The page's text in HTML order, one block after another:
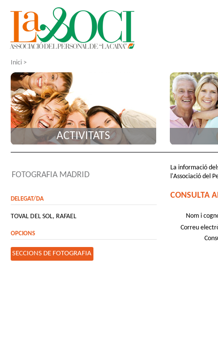
Inici >
ACTIVITATS
FOTOGRAFIA MADRID
DELEGAT/DA
TOVAL DEL SOL, RAFAEL
OPCIONS
SECCIONS DE FOTOGRAFIA
La informació
l'Associació del
CONSULTA
Nom i
Correu